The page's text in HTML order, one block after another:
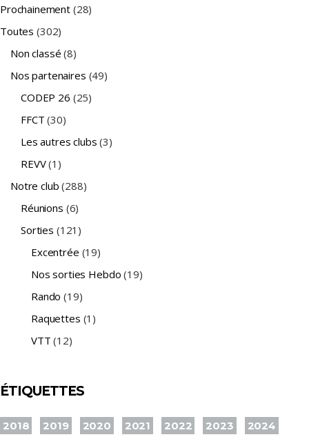
Prochainement (28)
Toutes (302)
Non classé (8)
Nos partenaires (49)
CODEP 26 (25)
FFCT (30)
Les autres clubs (3)
REVV(1)
Notre club (288)
Réunions (6)
Sorties (121)
Excentrée (19)
Nos sorties Hebdo (19)
Rando (19)
Raquettes (1)
VTT (12)
ÉTIQUETTES
2018 2019 2020 2021 2022 2023
2024